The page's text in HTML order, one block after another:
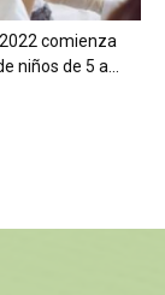
comienza
niños de 5 a...